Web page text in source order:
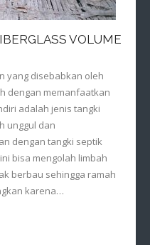
VOLUME
yang disebabkan oleh
dengan memanfaatkan
adalah jenis tangki
unggul dan
dengan tangki septik
bisa mengolah limbah
berbau sehingga ramah
karena…